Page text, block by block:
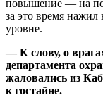
повышение — на
за это время
уровне.
— К слову, о
департамента
жаловались из
к гостайне.